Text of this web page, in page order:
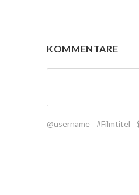
KOMMENTARE
@username #Filmtitel